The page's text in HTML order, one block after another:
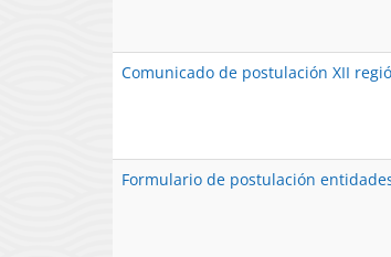
Comunicado de postulación XII
Formulario de postulación